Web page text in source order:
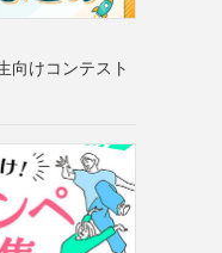
向けコンテスト